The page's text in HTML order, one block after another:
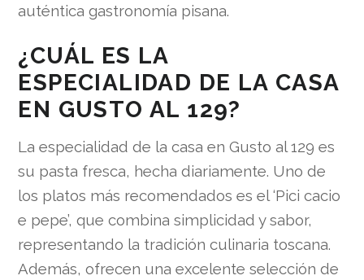
auténtica gastronomía pisana.
¿CUÁL ES LA
ESPECIALIDAD DE LA CASA
EN GUSTO AL 129?
La especialidad de la casa en Gusto al 129 es
su pasta fresca, hecha diariamente. Uno de
los platos más recomendados es el ‘Pici cacio
e pepe’, que combina simplicidad y sabor,
representando la tradición culinaria toscana.
Además, ofrecen una excelente selección de